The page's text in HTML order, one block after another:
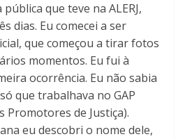
que teve na ALERJ,
dias. Eu comecei a ser
que começou a tirar fotos
momentos. Eu fui à
ocorrência. Eu não sabia
que trabalhava no GAP
Promotores de Justiça).
eu descobri o nome dele,